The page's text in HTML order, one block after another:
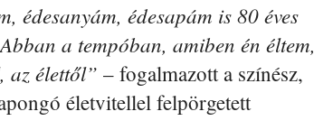
édesanyám, édesapám is 80 éves
a tempóban, amiben én éltem,
az élettől” – fogalmazott a színész,
életvitellel felpörgetett